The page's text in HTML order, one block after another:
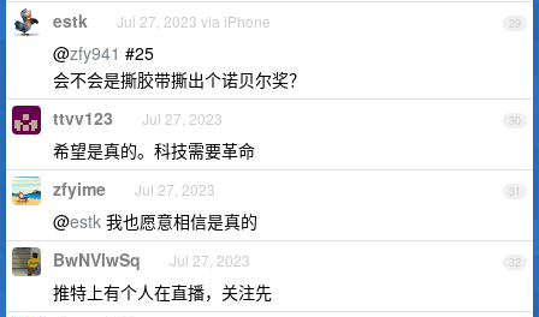
29
estk Jul 27, 2023 via iPhone
@zfy941 #25
会不会是撕胶带撕出个诺贝尔奖？
30
ttvv123 Jul 27, 2023
希望是真的。科技需要革命
31
zfyime Jul 27, 2023
@estk 我也愿意相信是真的
32
BwNVlwSq Jul 27, 2023
推特上有个人在直播，关注先